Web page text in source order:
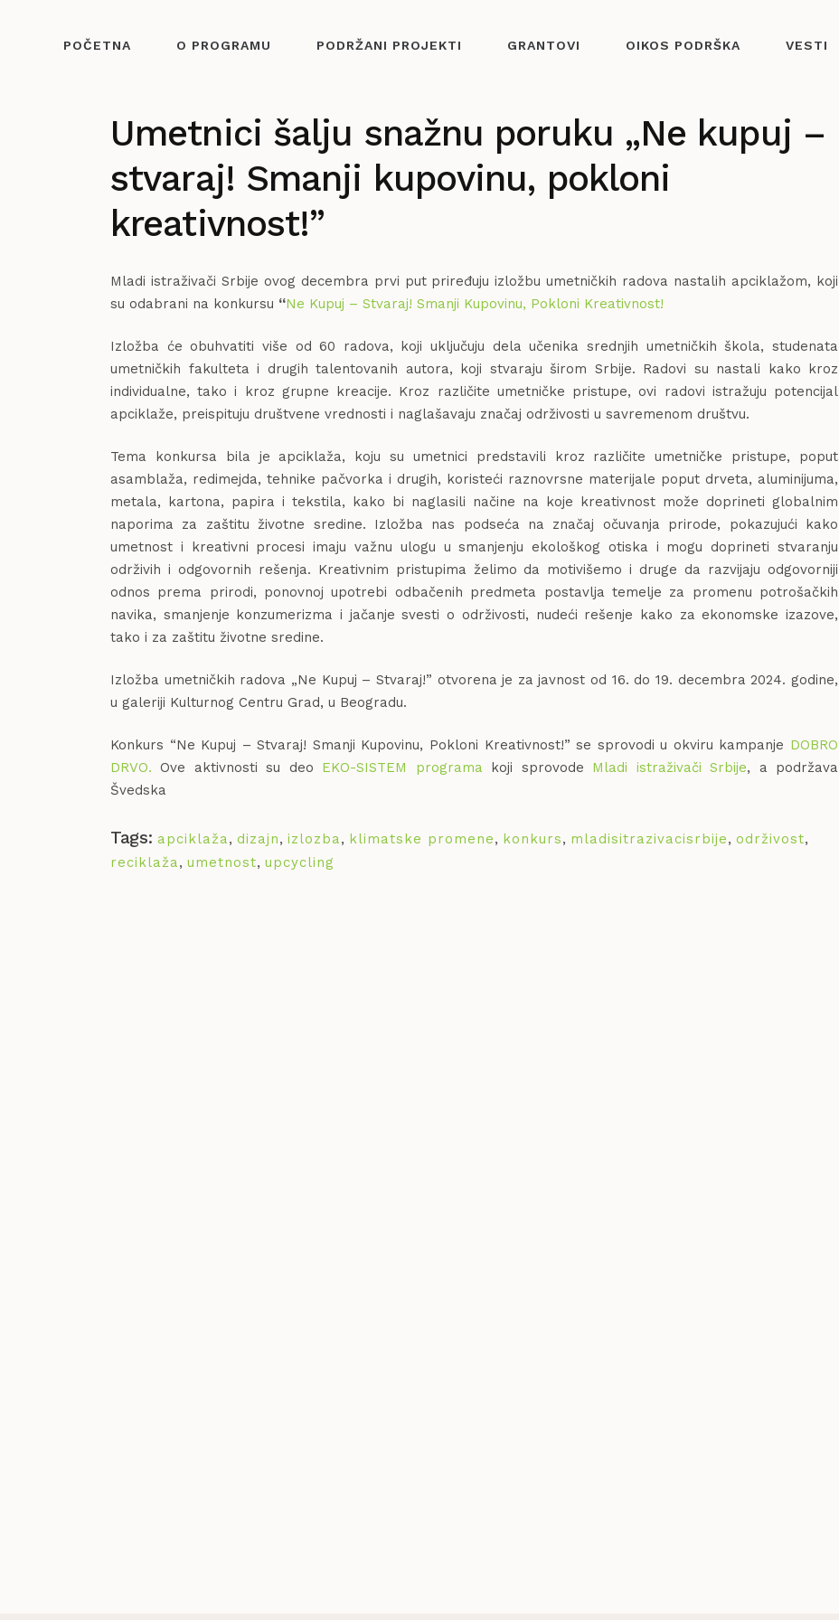
POČETNA O PROGRAMU PODRŽANI PROJEKTI GRANTOVI OIKOS PODRŠKA VESTI
Umetnici šalju snažnu poruku „Ne kupuj –
stvaraj! Smanji kupovinu, pokloni
kreativnost!”
Mladi istraživači Srbije ovog decembra prvi put priređuju izložbu umetničkih radova nastalih apciklažom, koji
su odabrani na konkursu “Ne Kupuj – Stvaraj! Smanji Kupovinu, Pokloni Kreativnost!
Izložba će obuhvatiti više od 60 radova, koji uključuju dela učenika srednjih umetničkih škola, studenata
umetničkih fakulteta i drugih talentovanih autora, koji stvaraju širom Srbije. Radovi su nastali kako kroz
individualne, tako i kroz grupne kreacije. Kroz različite umetničke pristupe, ovi radovi istražuju potencijal
apciklaže, preispituju društvene vrednosti i naglašavaju značaj održivosti u savremenom društvu.
Tema konkursa bila je apciklaža, koju su umetnici predstavili kroz različite umetničke pristupe, poput
asamblaža, redimejda, tehnike pačvorka i drugih, koristeći raznovrsne materijale poput drveta, aluminijuma,
metala, kartona, papira i tekstila, kako bi naglasili načine na koje kreativnost može doprineti globalnim
naporima za zaštitu životne sredine. Izložba nas podseća na značaj očuvanja prirode, pokazujući kako
umetnost i kreativni procesi imaju važnu ulogu u smanjenju ekološkog otiska i mogu doprineti stvaranju
održivih i odgovornih rešenja. Kreativnim pristupima želimo da motivišemo i druge da razvijaju odgovorniji
odnos prema prirodi, ponovnoj upotrebi odbačenih predmeta postavlja temelje za promenu potrošačkih
navika, smanjenje konzumerizma i jačanje svesti o održivosti, nudeći rešenje kako za ekonomske izazove,
tako i za zaštitu životne sredine.
Izložba umetničkih radova „Ne Kupuj – Stvaraj!” otvorena je za javnost od 16. do 19. decembra 2024. godine,
u galeriji Kulturnog Centru Grad, u Beogradu.
Konkurs “Ne Kupuj – Stvaraj! Smanji Kupovinu, Pokloni Kreativnost!” se sprovodi u okviru kampanje DOBRO
DRVO. Ove aktivnosti su deo EKO-SISTEM programa koji sprovode Mladi istraživači Srbije, a podržava
Švedska
Tags: apciklaža, dizajn, izlozba, klimatske promene, konkurs, mladisitrazivacisrbije, održivost,
reciklaža, umetnost, upcycling